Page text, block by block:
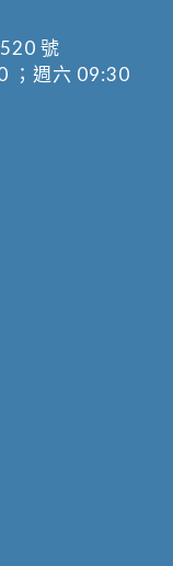
號
；週六 09:30